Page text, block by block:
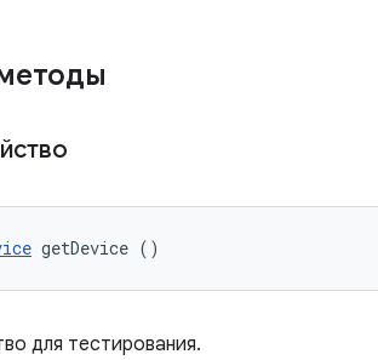
getDevice ()
для тестирования.